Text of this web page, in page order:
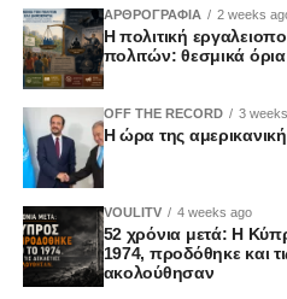
ΑΡΘΡΟΓΡΑΦΙΑ 2 weeks
Η πολιτική
πολιτών: θεσμικά όρια
OFF THE RECORD 3
Η ώρα της
VOULITV 4 weeks ago
52 χρόνια μετά: Η
1974, προδόθηκε και
ακολούθησαν